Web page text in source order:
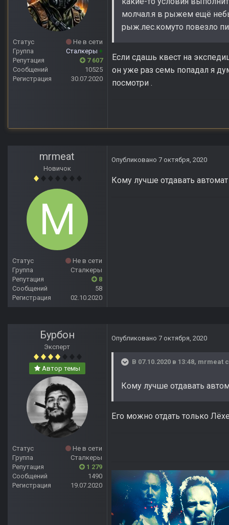
Статус
Не в сети
Группа
Сталкеры +
Репутация
7 607
Сообщений
10525
Регистрация
30.07.2020
молчал.я в рыжем ещё
рыж.лес.комуто повезло
Если сдашь квест на
он уже раз семь попадал я
посмотри .
mrmeat
Новичок
Статус
Не в сети
Группа
Сталкеры
Репутация
8
Сообщений
58
Регистрация
02.10.2020
Опубликовано 7 октября, 2020
Кому лучше отдавать
Бурбон
Эксперт
Автор темы
Статус
Не в сети
Группа
Сталкеры
Репутация
1 279
Сообщений
1490
Регистрация
19.07.2020
Опубликовано 7 октября, 2020
В 07.10.2020 в 13:48, mrmeat
Кому лучше отдавать
Его можно отдать только